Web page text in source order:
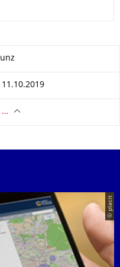
…
© placit